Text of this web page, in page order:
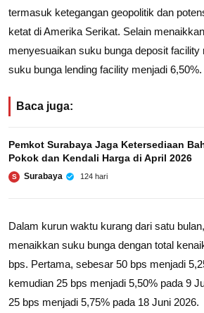
termasuk ketegangan geopolitik dan
ketat di Amerika Serikat. Selain
menyesuaikan suku bunga deposit facility
suku bunga lending facility menjadi 6,50%.
Baca juga:
Pemkot Surabaya Jaga Ketersediaan
Pokok dan Kendali Harga di April 2026
S Surabaya 124 hari
Dalam kurun waktu kurang dari satu
menaikkan suku bunga dengan total
bps. Pertama, sebesar 50 bps menjadi
kemudian 25 bps menjadi 5,50% pada 9
25 bps menjadi 5,75% pada 18 Juni 2026.